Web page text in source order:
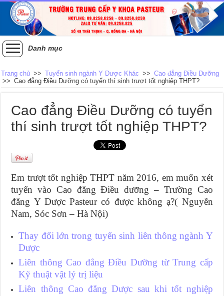
Danh mục
Trang chủ >> Tuyển sinh ngành Y Dược Khác >> Cao đẳng Điều Dưỡng
>> Cao đẳng Điều Dưỡng có tuyển thí sinh trượt tốt nghiệp THPT?
Cao đẳng Điều Dưỡng có tuyển
thí sinh trượt tốt nghiệp THPT?
Em trượt tốt nghiệp THPT năm 2016, em muốn xét
tuyển vào Cao đẳng Điều dưỡng – Trường Cao
đẳng Y Dược Pasteur có được không ạ?( Nguyễn
Nam, Sóc Sơn – Hà Nội)
Thay đổi lớn trong tuyển sinh liên thông ngành Y
Dược
Liên thông Cao đẳng Điều Dưỡng từ Trung cấp
Kỹ thuật vật lý trị liệu
Liên thông Cao đẳng Dược sau khi tốt nghiệp